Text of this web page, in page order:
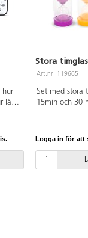
hur
lång
Stora
Art.nr: 119665
Set med stora
15min och 30
och
lek. Höjd: 16
Logga in för att